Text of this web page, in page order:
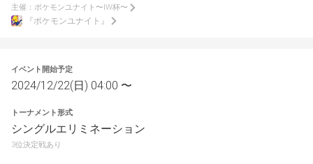
主催： ポケモンユナイト〜IW杯〜
『ポケモンユナイト』
イベント開始予定
2024/12/22(日) 04:00 〜
トーナメント形式
シングルエリミネーション
3位決定戦あり